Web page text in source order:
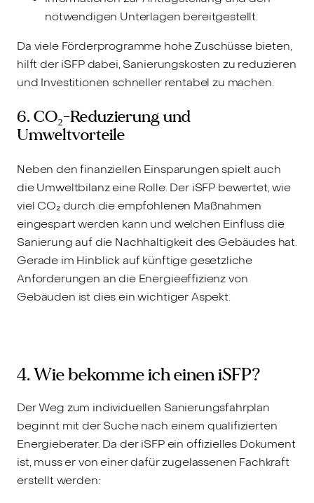
notwendigen Unterlagen bereitgestellt.
Da viele Förderprogramme hohe Zuschüsse bieten,
hilft der iSFP dabei, Sanierungskosten zu reduzieren
und Investitionen schneller rentabel zu machen.
6. CO₂-Reduzierung und
Umweltvorteile
Neben den finanziellen Einsparungen spielt auch
die Umweltbilanz eine Rolle. Der iSFP bewertet, wie
viel CO₂ durch die empfohlenen Maßnahmen
eingespart werden kann und welchen Einfluss die
Sanierung auf die Nachhaltigkeit des Gebäudes hat.
Gerade im Hinblick auf künftige gesetzliche
Anforderungen an die Energieeffizienz von
Gebäuden ist dies ein wichtiger Aspekt.
4. Wie bekomme ich einen iSFP?
Der Weg zum individuellen Sanierungsfahrplan
beginnt mit der Suche nach einem qualifizierten
Energieberater. Da der iSFP ein offizielles Dokument
ist, muss er von einer dafür zugelassenen Fachkraft
erstellt werden: